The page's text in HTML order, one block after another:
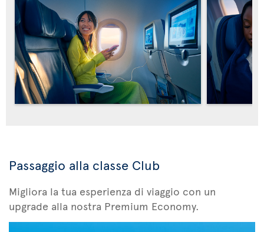
Passaggio alla classe Club
Migliora la tua esperienza di viaggio con un
upgrade alla nostra Premium Economy.